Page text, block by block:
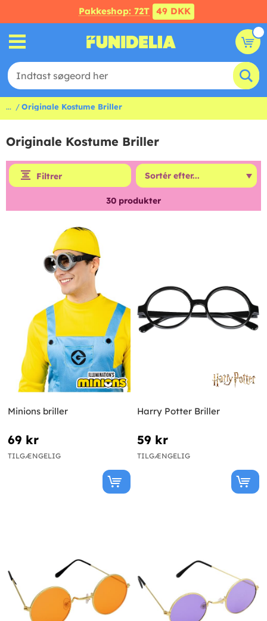
Pakkeshop: 72T 49 DKK
... Originale Kostume Briller
Originale Kostume Briller
Filtrer
30 produkter
Minions briller
69 kr
TILGÆNGELIG
Harry Potter Briller
59 kr
TILGÆNGELIG